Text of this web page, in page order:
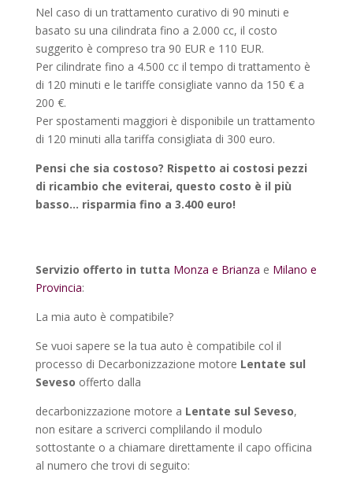
Nel caso di un trattamento curativo di 90 minuti e
basato su una cilindrata fino a 2.000 cc, il costo
suggerito è compreso tra 90 EUR e 110 EUR.
Per cilindrate fino a 4.500 cc il tempo di trattamento è
di 120 minuti e le tariffe consigliate vanno da 150 € a
200 €.
Per spostamenti maggiori è disponibile un trattamento
di 120 minuti alla tariffa consigliata di 300 euro.
Pensi che sia costoso? Rispetto ai costosi pezzi
di ricambio che eviterai, questo costo è il più
basso… risparmia fino a 3.400 euro!
Servizio offerto in tutta Monza e Brianza e Milano e
Provincia:
La mia auto è compatibile?
Se vuoi sapere se la tua auto è compatibile col il
processo di Decarbonizzazione motore Lentate sul
Seveso offerto dalla
decarbonizzazione motore a Lentate sul Seveso,
non esitare a scriverci complilando il modulo
sottostante o a chiamare direttamente il capo officina
al numero che trovi di seguito: